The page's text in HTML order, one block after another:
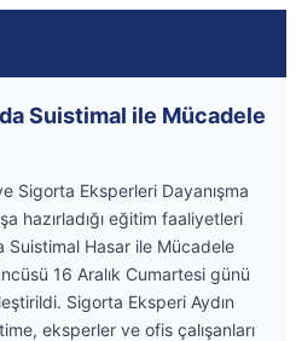
Suistimal ile Mücadele
Sigorta Eksperleri Dayanışma
hazırladığı eğitim faaliyetleri
Suistimal Hasar ile Mücadele
16 Aralık Cumartesi günü
Sigorta Eksperi Aydın
eksperler ve ofis çalışanları